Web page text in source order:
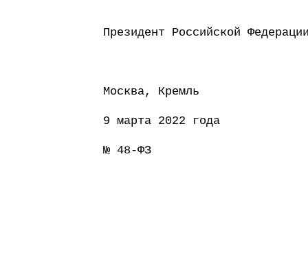
Президент
Москва, Кремль
9 марта 2022 года
№ 48-ФЗ